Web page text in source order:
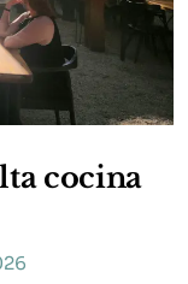
cocina